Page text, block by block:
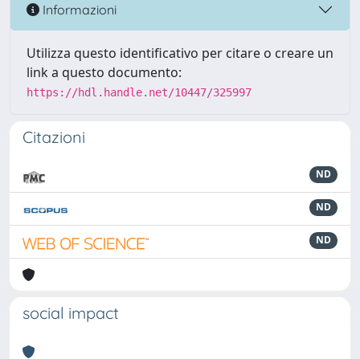
Informazioni
Utilizza questo identificativo per citare o creare un
link a questo documento:
https://hdl.handle.net/10447/325997
Citazioni
ND
ND
ND
social impact